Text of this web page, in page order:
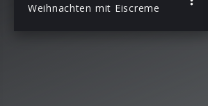
Weihnachten mit Eiscreme